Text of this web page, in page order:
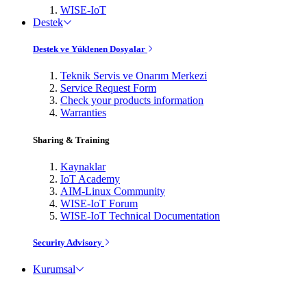
WISE-IoT
Destek
Destek ve Yüklenen Dosyalar
Teknik Servis ve Onarım Merkezi
Service Request Form
Check your products information
Warranties
Sharing & Training
Kaynaklar
IoT Academy
AIM-Linux Community
WISE-IoT Forum
WISE-IoT Technical Documentation
Security Advisory
Kurumsal